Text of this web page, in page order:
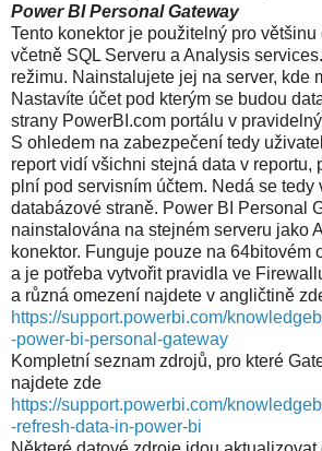
Power BI Personal Gateway
Tento konektor je použitelný pro
včetně SQL Serveru a Analysis
režimu. Nainstalujete jej na server, kde
Nastavíte účet pod kterým se budou
strany PowerBI.com portálu v
S ohledem na zabezpečení tedy
report vidí všichni stejná data v reportu,
plní pod servisním účtem. Nedá se tedy
databázové straně. Power BI Personal
nainstalována na stejném serveru jako
konektor. Funguje pouze na 64bitovém
a je potřeba vytvořit pravidla ve
a různá omezení najdete v angličtině
https://support.powerbi.com/
-power-bi-personal-gateway
Kompletní seznam zdrojů, pro které
najdete zde
https://support.powerbi.com/
-refresh-data-in-power-bi